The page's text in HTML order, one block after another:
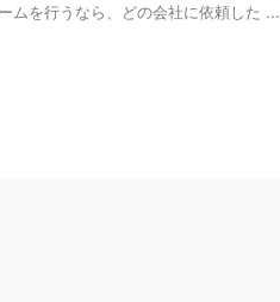
ムを行うなら、どの会社に依頼した ...